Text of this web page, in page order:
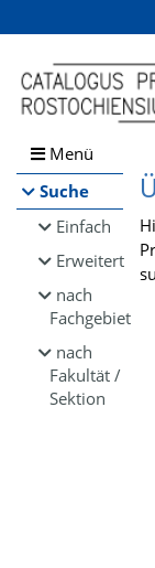
Browsen
direkt zum Inhalt
Menü
Suche
Einfach
Erweitert
nach
Fachgebiet
nach
Fakultät /
Sektion